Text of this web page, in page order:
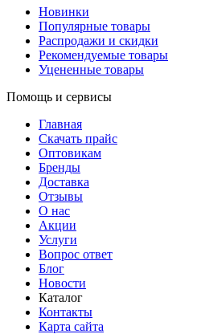
Новинки
Популярные товары
Распродажи и скидки
Рекомендуемые товары
Уцененные товары
Помощь и сервисы
Главная
Скачать прайс
Оптовикам
Бренды
Доставка
Отзывы
О нас
Акции
Услуги
Вопрос ответ
Блог
Новости
Каталог
Контакты
Карта сайта